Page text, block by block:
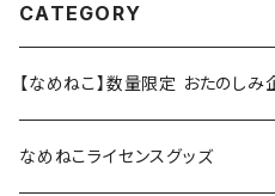
CATEGORY
【なめねこ】数量限定 おたのしみ
なめねこライセンスグッズ